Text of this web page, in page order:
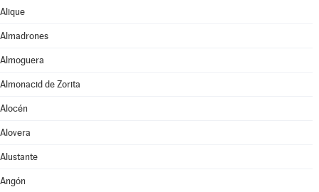
Alique
Almadrones
Almoguera
Almonacid de Zorita
Alocén
Alovera
Alustante
Angón